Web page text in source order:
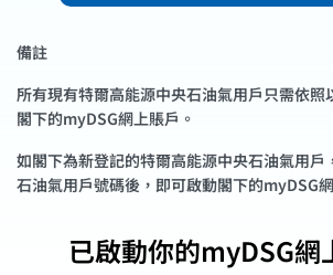
備註
所有現有特爾高能源中央石油氣用戶只需依照
閣下的myDSG網上賬戶。
如閣下為新登記的特爾高能源中央石油氣用戶
石油氣用戶號碼後，即可啟動閣下的myDSG
已啟動你的myDSG網